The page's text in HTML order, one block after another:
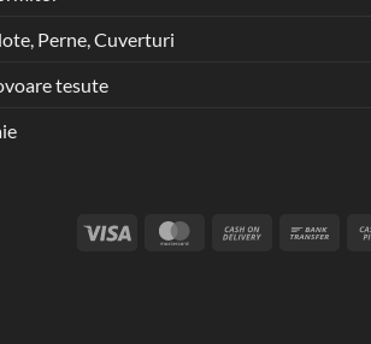
Perne, Cuverturi
tesute
Visa MasterCardCash
Bank